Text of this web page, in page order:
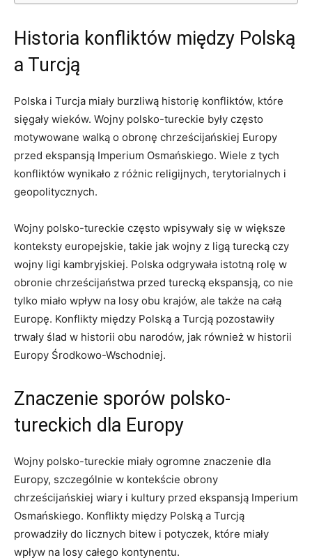
Historia konfliktów ‍między Polską
a Turcją
Polska i⁢ Turcja miały burzliwą⁣ historię konfliktów, które
sięgały ⁤wieków. Wojny polsko-tureckie były często‍
motywowane ‌walką o‍ obronę chrześcijańskiej Europy
przed​ ekspansją Imperium Osmańskiego. ‌Wiele​ z ​tych
konfliktów wynikało z różnic religijnych, ⁤terytorialnych i
geopolitycznych.
Wojny polsko-tureckie⁤ często wpisywały się w ‍większe
konteksty⁤ europejskie, takie jak wojny⁢ z ligą turecką czy
wojny​ ligi⁢ kambryjskiej. Polska odgrywała istotną rolę w⁣
obronie⁣ chrześcijaństwa przed turecką ekspansją, co nie
tylko miało wpływ ⁣na⁣ losy‌ obu krajów, ale także na całą
Europę.‍ Konflikty‍ między Polską ‍a ⁤Turcją pozostawiły​
trwały ślad w historii obu​ narodów, jak również ⁤w historii
‌Europy ⁣Środkowo-Wschodniej.
Znaczenie sporów‍ polsko-
tureckich dla ⁢Europy
Wojny polsko-tureckie miały ogromne znaczenie dla
Europy,⁣ szczególnie‌ w kontekście obrony
⁤chrześcijańskiej wiary i kultury przed ekspansją Imperium
Osmańskiego. Konflikty​ między ⁤Polską a Turcją
prowadziły do⁤ licznych ⁤bitew i potyczek,​ które miały​
wpływ ‌na losy całego ‍kontynentu.